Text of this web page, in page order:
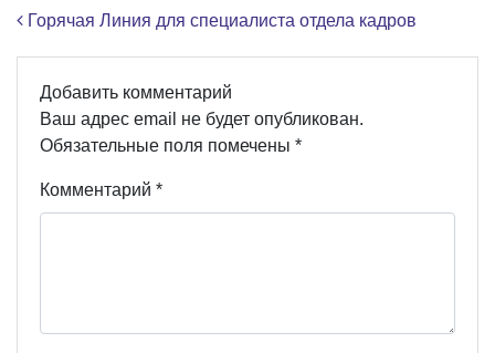
Навигация по записям
Горячая Линия для специалиста отдела кадров
Добавить комментарий
Ваш адрес email не будет опубликован.
Обязательные поля помечены *
Комментарий *